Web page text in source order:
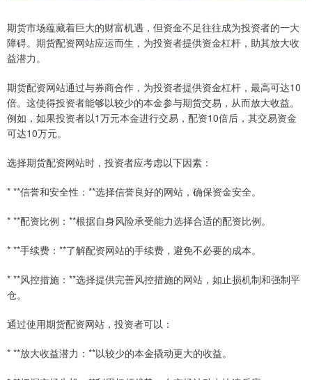
期货市场蕴藏着巨大的财富机遇，但资金不足往往成为投资者的一大
障碍。期货配资网站应运而生，为投资者提供资金杠杆，助其放大收
益潜力。
期货配资网站通过与券商合作，为投资者提供资金杠杆，最高可达10
倍。这使得投资者能够以较少的本金参与期货交易，从而放大收益。
例如，如果投资者以1万元本金进行交易，配资10倍后，其交易资金
可达10万元。
选择期货配资网站时，投资者应考虑以下因素：
* **信誉和安全性：**选择信誉良好的网站，确保资金安全。
* **配资比例：**根据自身风险承受能力选择合适的配资比例。
* **手续费：**了解配资网站的手续费，避免不必要的成本。
* **风控措施：**选择提供完善风控措施的网站，如止损机制和强制平
仓。
通过使用期货配资网站，投资者可以：
* **放大收益潜力：**以较少的本金撬动更大的收益。